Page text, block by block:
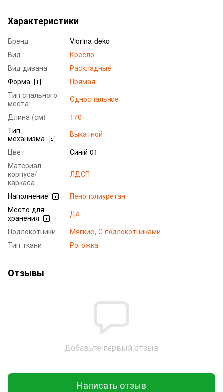
Характеристики
Бренд
Viorina-deko
Вид
Кресло
Вид дивана
Раскладные
Форма
Прямая
Тип спального
места
Односпальное
Длина (см)
170
Тип
механизма
Выкатной
Цвет
Синій 01
Материал
корпуса/
каркаса
ЛДСП
Наполнение
Пенополиуретан
Место для
хранения
Да
Подлокотники
Мягкие, С подлокотниками
Тип ткани
Рогожка
Отзывы
Добавьте первый отзыв
Написать отзыв